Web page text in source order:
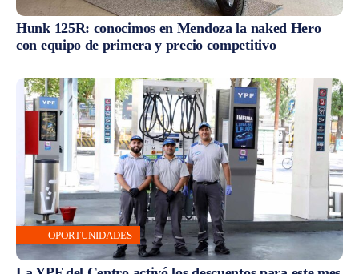
Hunk 125R: conocimos en Mendoza la naked Hero
con equipo de primera y precio competitivo
OPORTUNIDADES